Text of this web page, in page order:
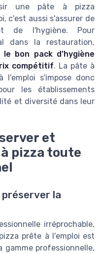
une pâte à pizza
c'est aussi s'assurer de
de l'hygiène. Pour
dans la restauration,
bon pack d’hygiène
compétitif. La pâte à
l'emploi s'impose donc
les établissements
et diversité dans leur
et
pizza toute
la
irréprochable,
prête à l'emploi est
gamme professionnelle,